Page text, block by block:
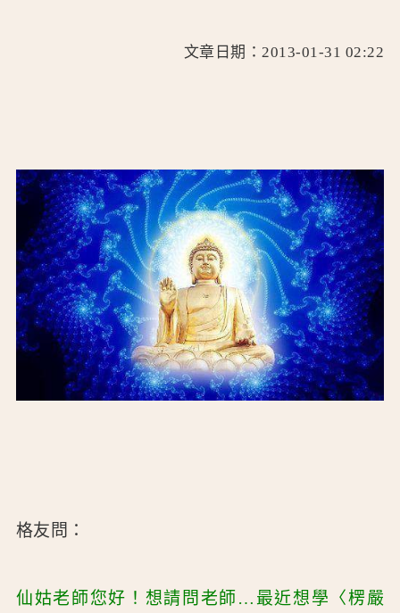
文章日期：2013-01-31 02:22
格友問：
仙姑老師您好！想請問老師…最近想學〈楞嚴